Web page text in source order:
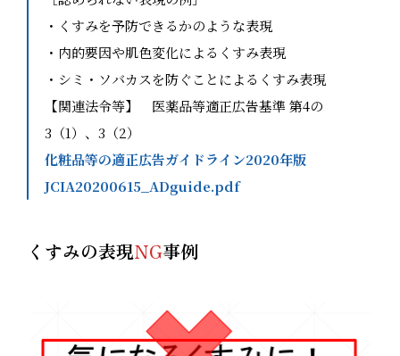
・くすみを予防できるかのような表現
・内的要因や肌色変化によるくすみ表現
・シミ・ソバカスを防ぐことによるくすみ表現
【関連法令等】 医薬品等適正広告基準 第4の
3（1）、3（2）
化粧品等の適正広告ガイドライン2020年版
JCIA20200615_ADguide.pdf
くすみの表現NG事例